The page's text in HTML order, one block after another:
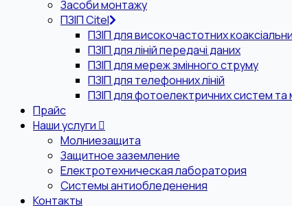
Засоби монтажу
ПЗІП Citel
ПЗІП для високочастотних
ПЗІП для ліній передачі даних
ПЗІП для мереж змінного струму
ПЗІП для телефонних ліній
ПЗІП для фотоелектричних систем та
Прайс
Наши услуги
Молниезащита
Защитное заземление
Електротехническая лаборатория
Системы антиобледенения
Контакты